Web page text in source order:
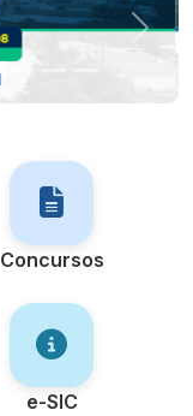
Next
Concursos
e-SIC